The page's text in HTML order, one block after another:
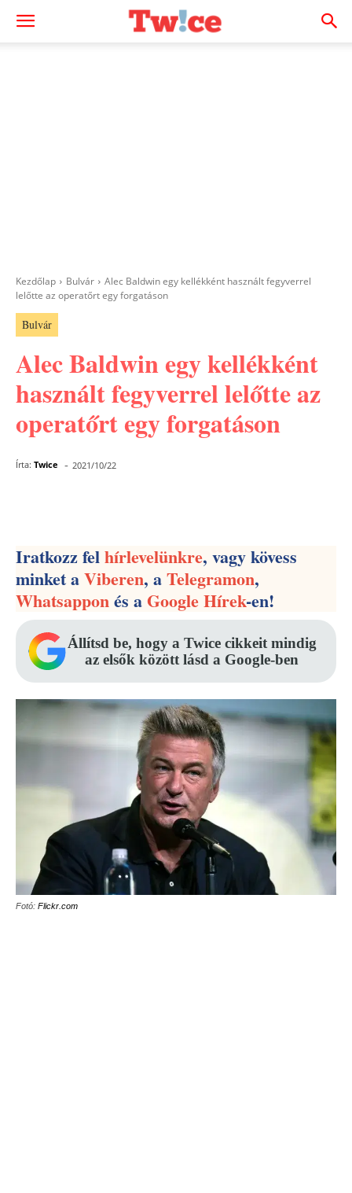
Kezdőlap Bulvár
Alec Baldwin egy kellékként használt fegyverrel
lelőtte az operatőrt egy forgatáson
Bulvár
Alec Baldwin egy kellékként
használt fegyverrel lelőtte az
operatőrt egy forgatáson
Írta: Twice - 2021/10/22
Iratkozz felhírlevelünkre, vagy kövess
minket aViberen, aTelegramon,
Whatsapponés aGoogle Hírek-en!
Állítsd be, hogy a Twice cikkeit mindig
az elsők között lásd a Google-ben
Fotó: Flickr.com